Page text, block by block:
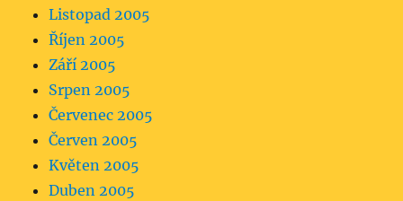
Listopad 2005
Říjen 2005
Září 2005
Srpen 2005
Červenec 2005
Červen 2005
Květen 2005
Duben 2005